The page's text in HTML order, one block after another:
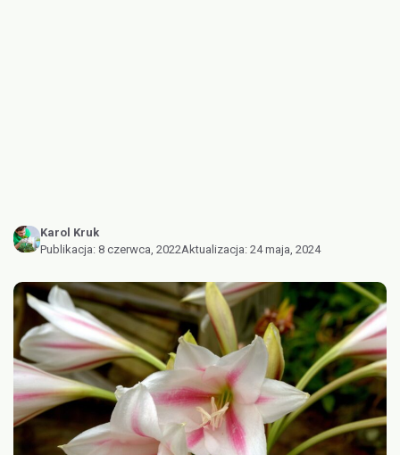
Karol Kruk
Publikacja: 8 czerwca, 2022Aktualizacja: 24 maja, 2024